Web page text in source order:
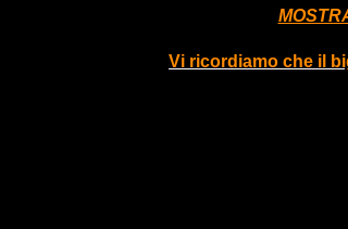
Vi ricordiamo che il